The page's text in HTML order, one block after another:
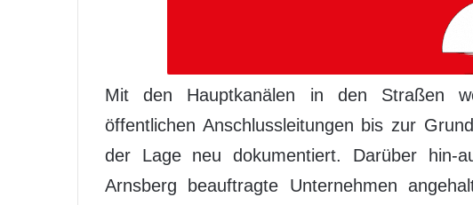
Mit den Hauptkanälen in den Straßen
öffentlichen Anschlussleitungen bis zur
der Lage neu dokumentiert. Darüber hin-
Arnsberg beauftragte Unternehmen